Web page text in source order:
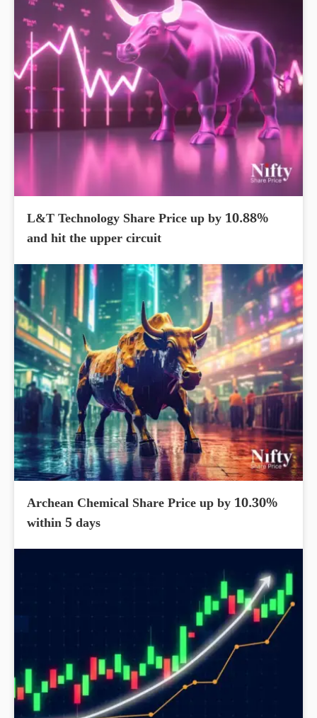
L&T Technology Share Price up by 10.88%
and hit the upper circuit
Archean Chemical Share Price up by 10.30%
within 5 days